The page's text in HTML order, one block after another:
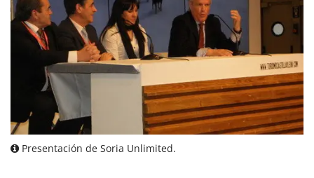
Presentación de Soria Unlimited.